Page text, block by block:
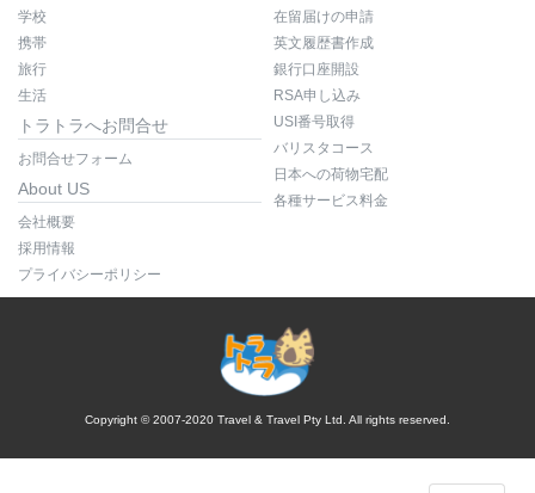
学校
携帯
旅行
生活
トラトラへお問合せ
お問合せフォーム
About US
会社概要
採用情報
プライバシーポリシー
在留届けの申請
英文履歴書作成
銀行口座開設
RSA申し込み
USI番号取得
バリスタコース
日本への荷物宅配
各種サービス料金
Copyright © 2007-2020 Travel & Travel Pty Ltd. All rights reserved.